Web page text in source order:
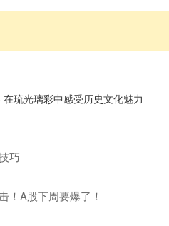
在琉光璃彩中感受历史文化魅力
巧
！A股下周要爆了！